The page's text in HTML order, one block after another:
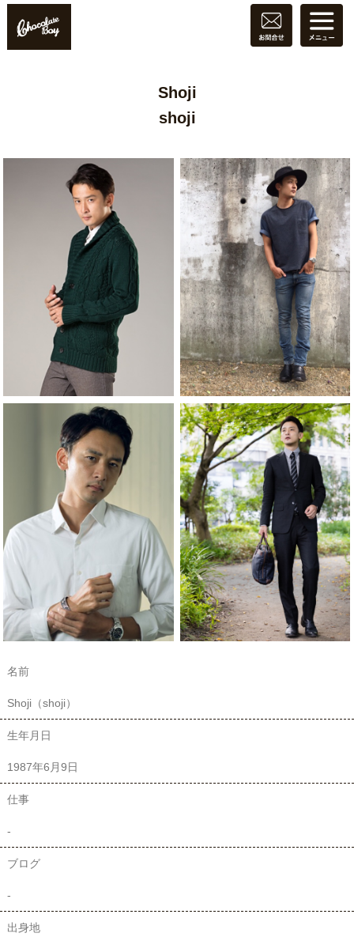
Shoji
shoji
名前
Shoji（shoji）
生年月日
1987年6月9日
仕事
-
ブログ
-
出身地